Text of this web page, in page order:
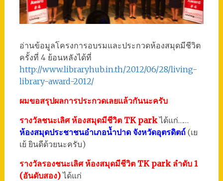
อ่านข้อมูลโครงการอบรมและประกวดห้องสมุดมีชีวิต
ครั้งที่ 4 ย้อนหลังได้ที่
http://www.libraryhub.in.th/2012/06/28/living-
library-award-2012/
ผมขอสรุปผลการประกวดเลยแล้วกันนะครับ
รางวัลชนะเลิศ ห้องสมุดมีชีวิต TK parkได้แก่……
ห้องสมุดประชาชนอำเภอน้ำปาด จังหวัดอุตรดิตถ์(เย
เย้ ยินดีด้วยนะครับ)
รางวัลรองชนะเลิศ ห้องสมุดมีชีวิต TK park ลำดับ 1
(อันดับสอง)ได้แก่